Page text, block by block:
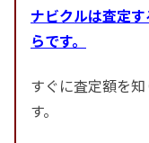
ナビクルは査定
らです。
すぐに査定額を
す。